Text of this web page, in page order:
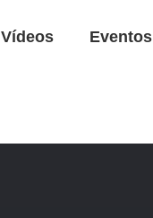
Vídeos Eventos